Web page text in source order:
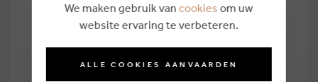
We maken gebruik van cookies om uw
website ervaring te verbeteren.
ALLE COOKIES AANVAARDEN